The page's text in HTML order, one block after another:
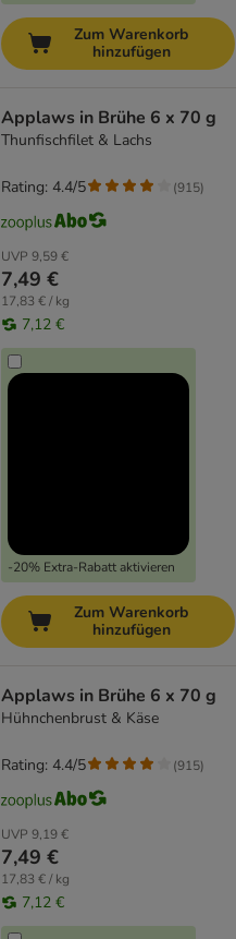
Zum Warenkorb
hinzufügen
Applaws in Brühe 6 x 70 g
Thunfischfilet & Lachs
UVP 9,59 €
7,49 €
17,83 € / kg
7,12 €
-20% Extra-Rabatt aktivieren
Rating: 4.4/5 (915)
Zum Warenkorb
hinzufügen
Applaws in Brühe 6 x 70 g
Hühnchenbrust & Käse
UVP 9,19 €
7,49 €
17,83 € / kg
7,12 €
Rating: 4.4/5 (915)